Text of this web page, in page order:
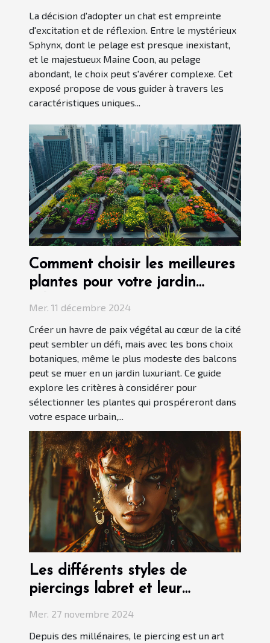
La décision d'adopter un chat est empreinte
d'excitation et de réflexion. Entre le mystérieux
Sphynx, dont le pelage est presque inexistant,
et le majestueux Maine Coon, au pelage
abondant, le choix peut s'avérer complexe. Cet
exposé propose de vous guider à travers les
caractéristiques uniques...
Comment choisir les meilleures
plantes pour votre jardin
urbain
Mer. 11 décembre 2024
Créer un havre de paix végétal au cœur de la cité
peut sembler un défi, mais avec les bons choix
botaniques, même le plus modeste des balcons
peut se muer en un jardin luxuriant. Ce guide
explore les critères à considérer pour
sélectionner les plantes qui prospéreront dans
votre espace urbain,...
Les différents styles de
piercings labret et leur
Mer. 27 novembre 2024
Depuis des millénaires, le piercing est un art